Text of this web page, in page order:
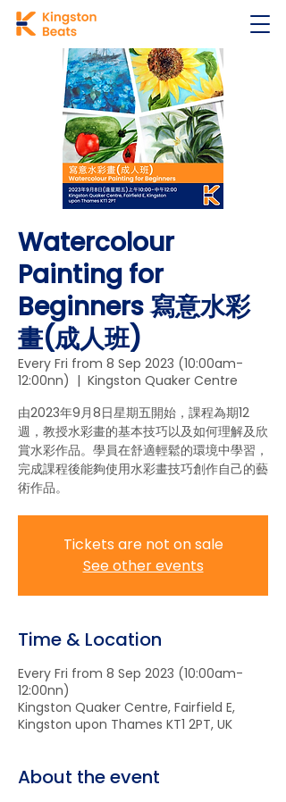
Watercolour
Painting for
Beginners 寫意水彩
畫(成人班)
Every Fri from 8 Sep 2023 (10:00am-
12:00nn)
  |
Kingston Quaker Centre
由2023年9月8日星期五開始，課程為期12
週，教授水彩畫的基本技巧以及如何理解及欣
賞水彩作品。學員在舒適輕鬆的環境中學習，
完成課程後能夠使用水彩畫技巧創作自己的藝
術作品。
Tickets are not on sale
See other events
Time & Location
Every Fri from 8 Sep 2023 (10:00am-
12:00nn)
Kingston Quaker Centre, Fairfield E,
Kingston upon Thames KT1 2PT, UK
About the event